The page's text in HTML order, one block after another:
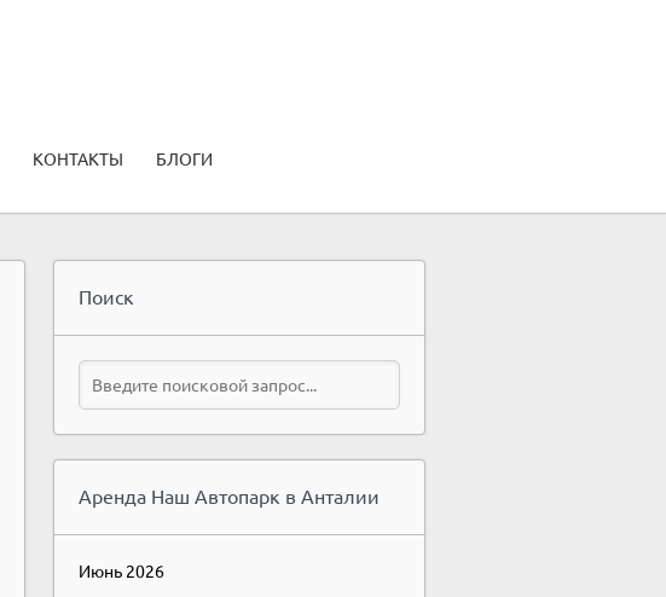
КОНТАКТЫ БЛОГИ
Поиск
Аренда Наш Автопарк в Анталии
Июнь 2026